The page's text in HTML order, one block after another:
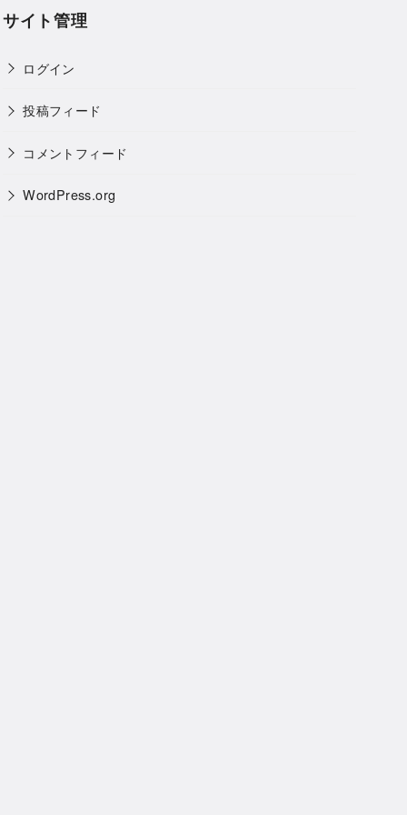
サイト管理
ログイン
投稿フィード
コメントフィード
WordPress.org